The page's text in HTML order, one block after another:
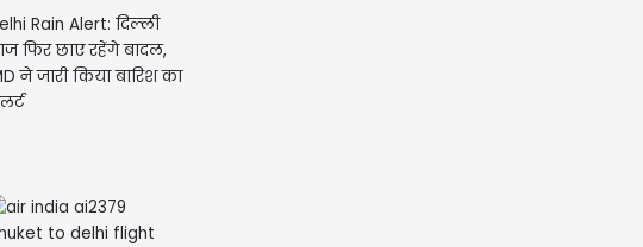
Rain Alert: दिल्ली
फिर छाए रहेंगे बादल,
ने जारी किया बारिश का